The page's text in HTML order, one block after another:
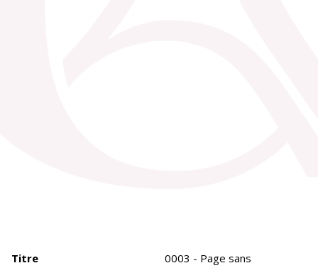
Titre
0003 - Page sans